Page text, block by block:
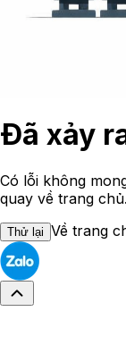
Đã xảy
Có lỗi không
quay về trang chủ.
Thử lại Về trang